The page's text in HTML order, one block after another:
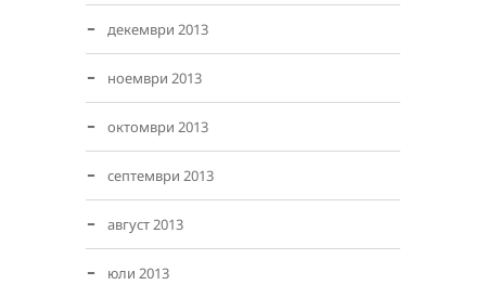
декември 2013
ноември 2013
октомври 2013
септември 2013
август 2013
юли 2013